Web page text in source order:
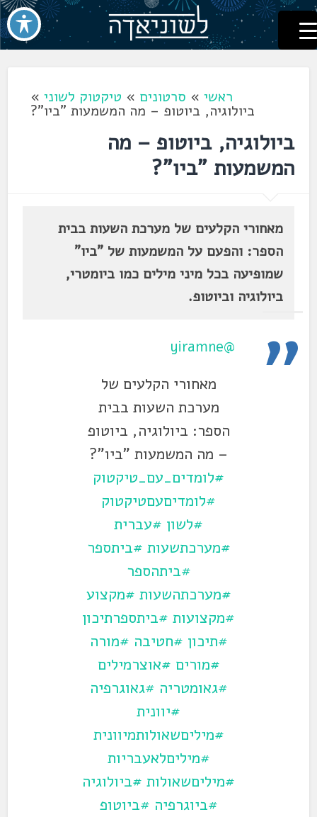
דלג
לתוכן
לשוניאדה
עברית. לשון. שפה
ראשי» סרטונים » טיקטוק לשוני»
ביולוגיה, ביוטופ – מה המשמעות "ביו"?
ביולוגיה, ביוטופ – מה
המשמעות "ביו"?
מאחורי הקלעים של מערכת השעות בבית
הספר: והפעם על המשמעות של "ביו"
שמופיעה בכל מיני מילים כמו ביומטרי,
ביולוגיה וביוטופ.
@yiramne
מאחורי הקלעים של
מערכת השעות בבית
הספר: ביולוגיה, ביוטופ
– מה המשמעות "ביו"?
#לומדים_עם_טיקטוק
#לומדיםעםטיקטוק
#לשון #עברית
#מערכתשעות #ביתספר
#ביתהספר
#מערכתהשעות #מקצוע
#מקצועות #ביתספרתיכון
#תיכון #חטיבה #מורה
#מורים #אוצרמילים
#גאומטריה #גאוגרפיה
#יוונית
#מיליםשאולותמיוונית
#מיליםלאעבריות
#מיליםשאולות #ביולוגיה
#ביוגרפיה #ביוטופ